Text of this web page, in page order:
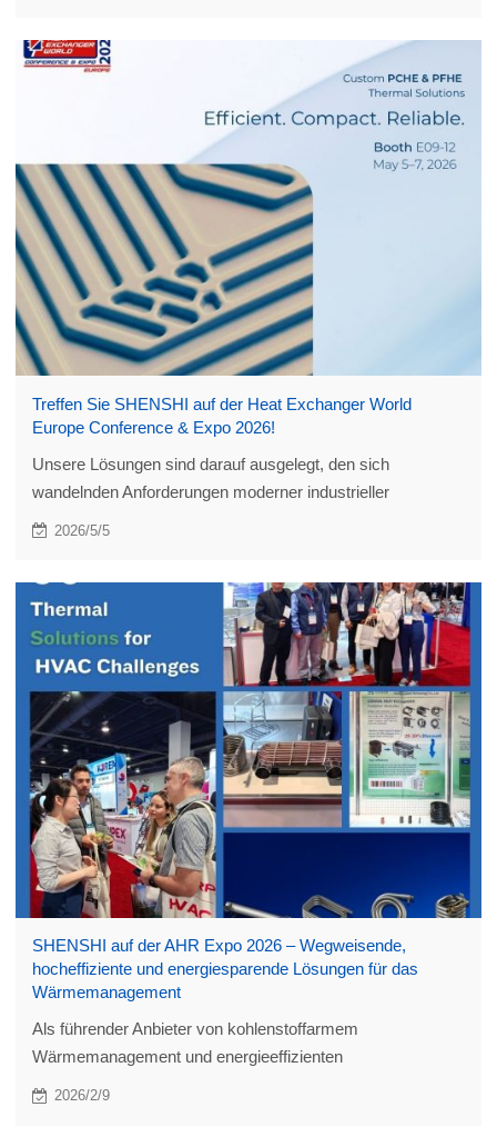
Treffen Sie SHENSHI auf der Heat Exchanger World
Europe Conference & Expo 2026!
Unsere Lösungen sind darauf ausgelegt, den sich
wandelnden Anforderungen moderner industrieller
Wärmesysteme gerecht zu werden und unseren Kunden zu
2026/5/5
SHENSHI auf der AHR Expo 2026 – Wegweisende,
hocheffiziente und energiesparende Lösungen für das
Wärmemanagement
Als führender Anbieter von kohlenstoffarmem
Wärmemanagement und energieeffizienten
Wärmetauschern präsentierte SHENSHI innovative,
2026/2/9